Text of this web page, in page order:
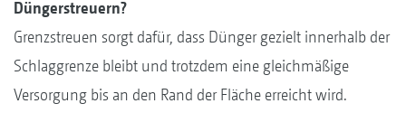
Düngerstreuern?
Grenzstreuen sorgt dafür, dass Dünger gezielt innerhalb der
Schlaggrenze bleibt und trotzdem eine gleichmäßige
Versorgung bis an den Rand der Fläche erreicht wird.